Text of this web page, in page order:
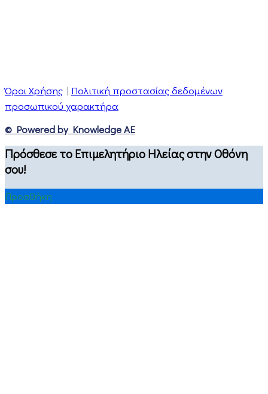
Όροι Χρήσης | Πολιτική προστασίας δεδομένων
προσωπικού χαρακτήρα
© Powered by Knowledge AE
Πρόσθεσε το Επιμελητήριο Ηλείας στην Οθόνη
σου!
Προσθήκη